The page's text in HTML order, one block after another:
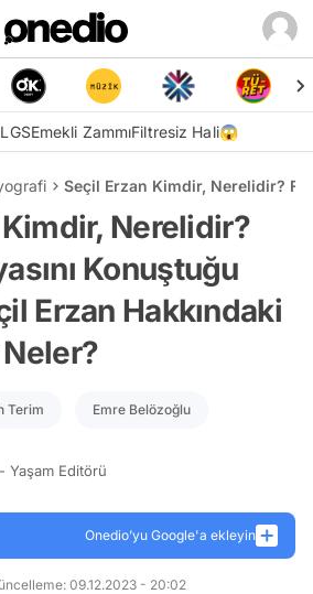
Emekli ZammıFiltresiz Hali😱
Seçil Erzan Kimdir, Nerelidir?
Nerelidir?
Konuştuğu
Erzan Hakkındaki
Terim Emre Belözoğlu
- Yaşam Editörü
Onedio’yu Google'a ekleyin
09.12.2023 - 20:02